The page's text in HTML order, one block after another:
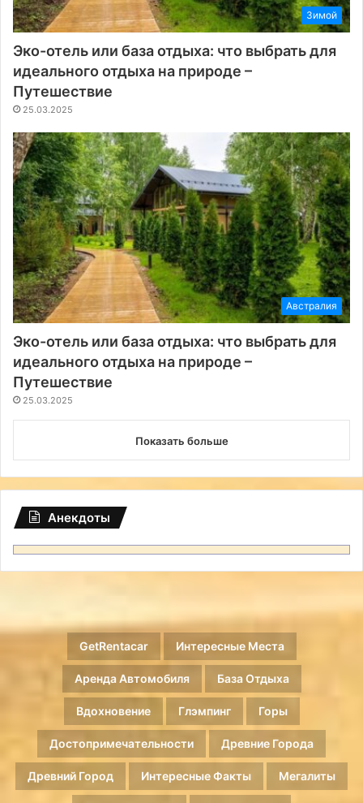
Зимой
Эко-отель или база отдыха: что выбрать для
идеального отдыха на природе –
Путешествие
25.03.2025
Австралия
Эко-отель или база отдыха: что выбрать для
идеального отдыха на природе –
Путешествие
25.03.2025
Показать больше
Анекдоты
GetRentacar Интересные Места
Аренда Автомобиля База Отдыха
Вдохновение Глэмпинг Горы
Достопримечательности Древние Города
Древний Город Интересные Факты Мегалиты